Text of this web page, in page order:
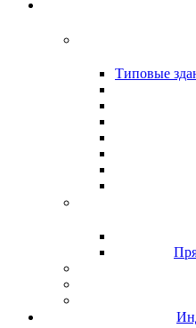
Типовые